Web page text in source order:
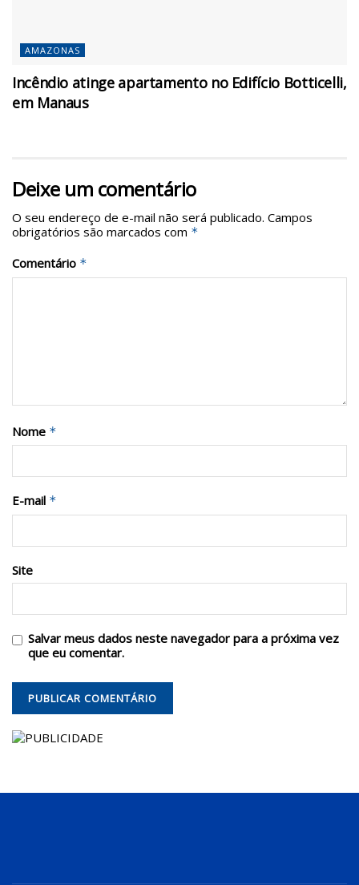
AMAZONAS
Incêndio atinge apartamento no Edifício Botticelli,
em Manaus
Deixe um comentário
O seu endereço de e-mail não será publicado. Campos
obrigatórios são marcados com *
Comentário *
Nome *
E-mail *
Site
Salvar meus dados neste navegador para a próxima vez
que eu comentar.